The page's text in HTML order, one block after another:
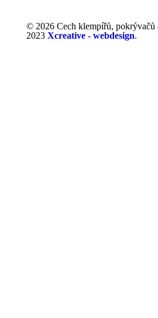
© 2026 Cech klempířů, pokrývačů
2023 Xcreative - webdesign.